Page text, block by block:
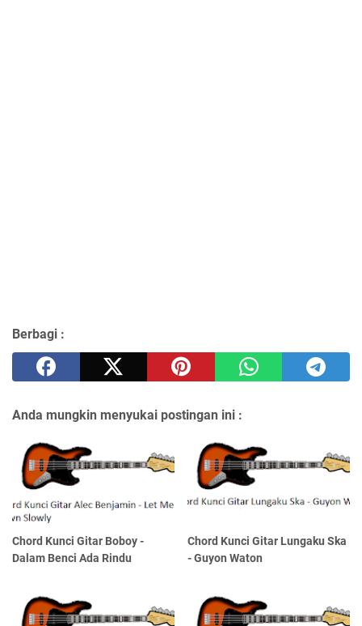
Berbagi :
Anda mungkin menyukai postingan ini :
Chord Kunci Gitar Boboy -
Dalam Benci Ada Rindu
Chord Kunci Gitar Lungaku Ska
- Guyon Waton